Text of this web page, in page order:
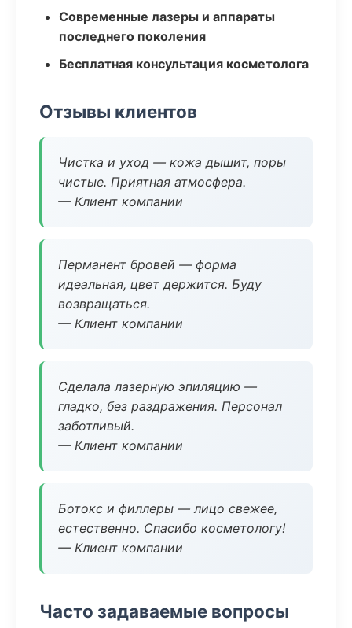
Современные лазеры и аппараты
последнего поколения
Бесплатная консультация косметолога
Отзывы клиентов
Чистка и уход — кожа дышит, поры
чистые. Приятная атмосфера.
— Клиент компании
Перманент бровей — форма
идеальная, цвет держится. Буду
возвращаться.
— Клиент компании
Сделала лазерную эпиляцию —
гладко, без раздражения. Персонал
заботливый.
— Клиент компании
Ботокс и филлеры — лицо свежее,
естественно. Спасибо косметологу!
— Клиент компании
Часто задаваемые вопросы